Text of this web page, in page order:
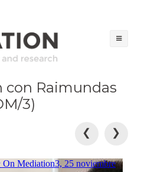
con Raimundas
3)
v
❮ ❯